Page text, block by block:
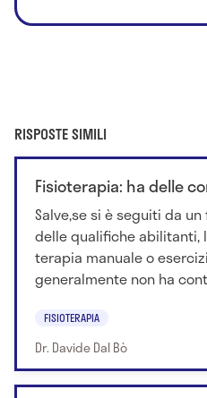
RISPOSTE SIMILI
Fisioterapia: ha delle
Salve,se si è seguiti da
delle qualifiche abilitanti,
terapia manuale o
generalmente non ha
FISIOTERAPIA
Dr. Davide Dal Bò